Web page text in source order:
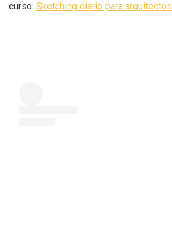
curso: Sketching diario para arquitectos